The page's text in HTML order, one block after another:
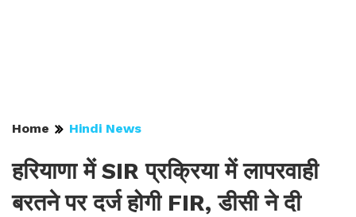
Home Hindi News
हरियाणा में SIR प्रक्रिया में लापरवाही
बरतने पर दर्ज होगी FIR, डीसी ने दी